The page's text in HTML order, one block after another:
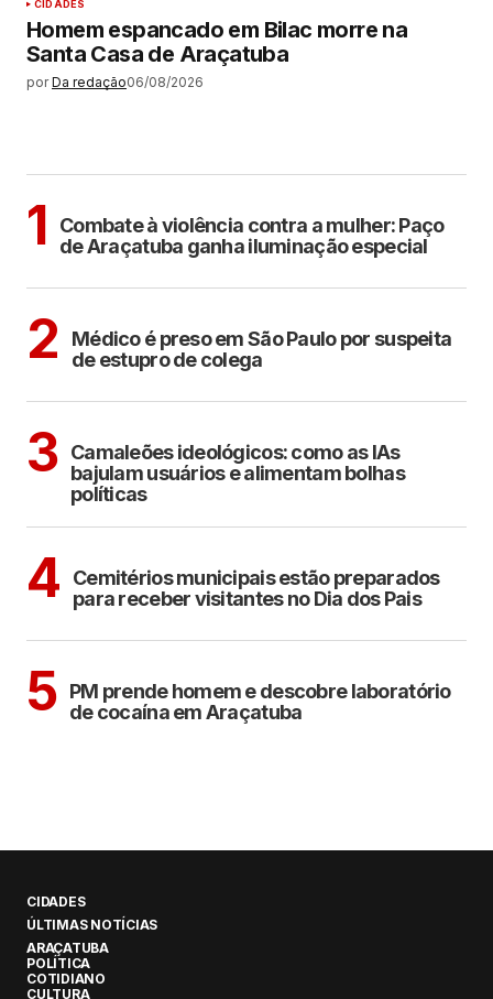
CIDADES
Homem espancado em Bilac morre na
Santa Casa de Araçatuba
por Da redação06/08/2026
1
Combate à violência contra a mulher: Paço
de Araçatuba ganha iluminação especial
2
Médico é preso em São Paulo por suspeita
de estupro de colega
3 Camaleões ideológicos: como as IAs
bajulam usuários e alimentam bolhas
políticas
4
Cemitérios municipais estão preparados
para receber visitantes no Dia dos Pais
5 PM prende homem e descobre laboratório
de cocaína em Araçatuba
CIDADES
ÚLTIMAS NOTÍCIAS
ARAÇATUBA
POLÍTICA
COTIDIANO
CULTURA